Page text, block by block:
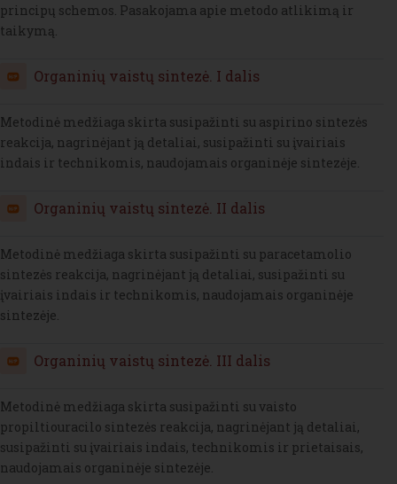
principų schemos. Pasakojama apie metodo atlikimą ir
taikymą.
Organinių vaistų sintezė. I dalis
Metodinė medžiaga skirta susipažinti su aspirino sintezės
reakcija, nagrinėjant ją detaliai, susipažinti su įvairiais
indais ir technikomis, naudojamais organinėje sintezėje.
Organinių vaistų sintezė. II dalis
Metodinė medžiaga skirta susipažinti su paracetamolio
sintezės reakcija, nagrinėjant ją detaliai, susipažinti su
įvairiais indais ir technikomis, naudojamais organinėje
sintezėje.
Organinių vaistų sintezė. III dalis
Metodinė medžiaga skirta susipažinti su vaisto
propiltiouracilo sintezės reakcija, nagrinėjant ją detaliai,
susipažinti su įvairiais indais, technikomis ir prietaisais,
naudojamais organinėje sintezėje.